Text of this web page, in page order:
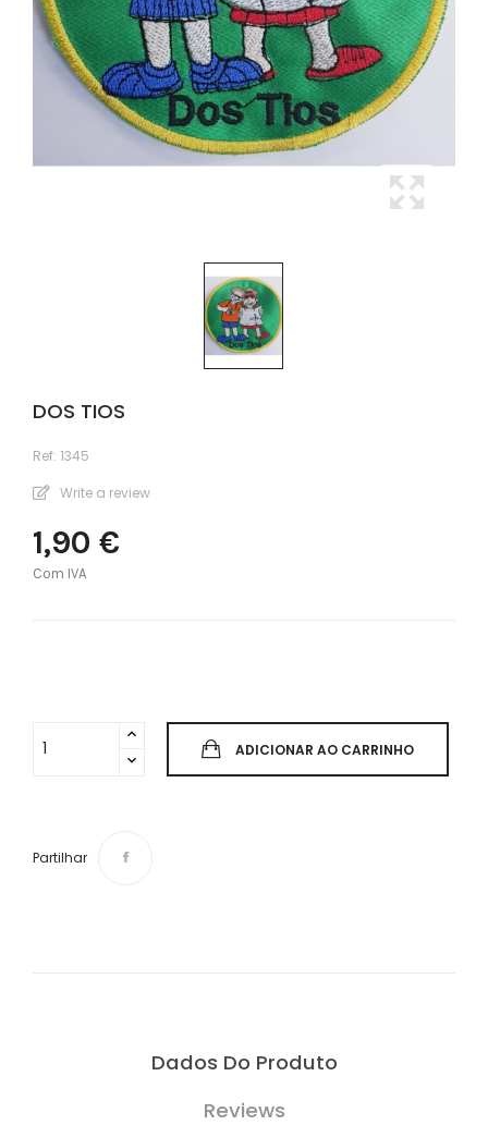
DOS TIOS
Ref: 1345
Write a review
1,90 €
Com IVA
ADICIONAR AO CARRINHO
Partilhar
Dados Do Produto
Reviews